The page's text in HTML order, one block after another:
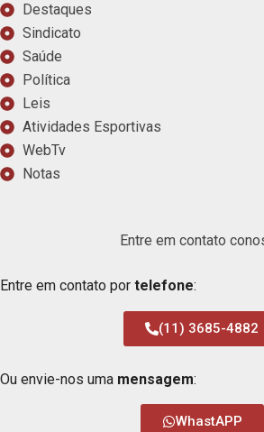
Destaques
Sindicato
Saúde
Política
Leis
Atividades Esportivas
WebTv
Notas
Entre em contato
Entre em contato por telefone:
(11) 3685-4882
Ou envie-nos uma mensagem:
WhastAPP